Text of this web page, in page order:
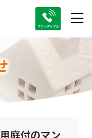
庭付のマン